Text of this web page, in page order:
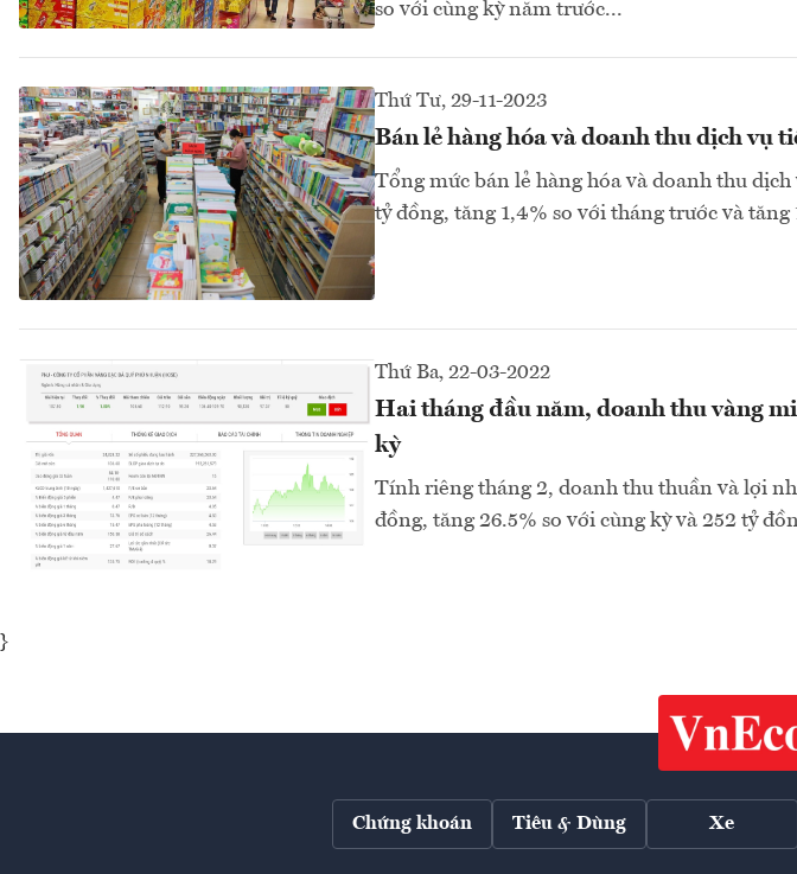
so với cùng kỳ năm trước...
Thứ Tư, 29-11-2023
Bán lẻ hàng hóa và doanh thu dịch vụ
Tổng mức bán lẻ hàng hóa và doanh thu
tỷ đồng, tăng 1,4% so với tháng trước và
Thứ Ba, 22-03-2022
Hai tháng đầu năm, doanh thu vàng
kỳ
Tính riêng tháng 2, doanh thu thuần và lợi
đồng, tăng 26.5% so với cùng kỳ và 252 tỷ
}
Chứng khoán Tiêu & Dùng Xe